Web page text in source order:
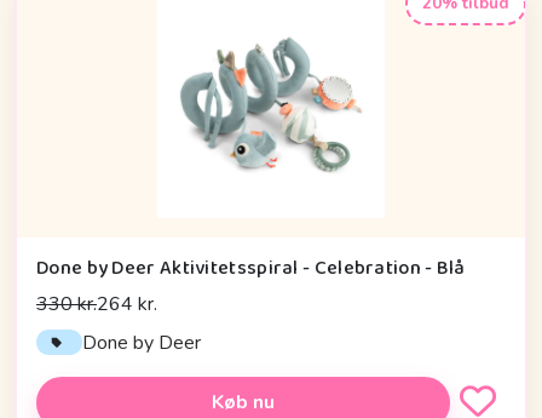
Done by Deer Aktivitetsspiral - Celebration - Blå
330 kr.264 kr.
Done by Deer
Køb nu